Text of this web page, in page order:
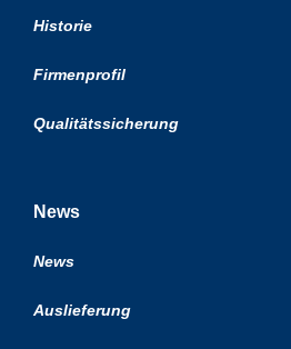
Historie
Firmenprofil
Qualitätssicherung
News
News
Auslieferung